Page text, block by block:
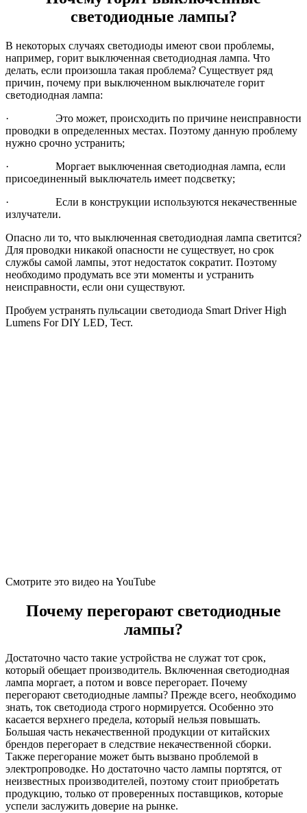
светодиодные лампы?
В некоторых случаях светодиоды имеют свои проблемы,
например, горит выключенная светодиодная лампа. Что
делать, если произошла такая проблема? Существует ряд
причин, почему при выключенном выключателе горит
светодиодная лампа:
· Это может, происходить по причине неисправности
проводки в определенных местах. Поэтому данную проблему
нужно срочно устранить;
· Моргает выключенная светодиодная лампа, если
присоединенный выключатель имеет подсветку;
· Если в конструкции используются некачественные
излучатели.
Опасно ли то, что выключенная светодиодная лампа светится?
Для проводки никакой опасности не существует, но срок
службы самой лампы, этот недостаток сократит. Поэтому
необходимо продумать все эти моменты и устранить
неисправности, если они существуют.
Пробуем устранять пульсации светодиода Smart Driver High
Lumens For DIY LED, Тест.
Смотрите это видео на YouTube
Почему перегорают светодиодные
лампы?
Достаточно часто такие устройства не служат тот срок,
который обещает производитель. Включенная светодиодная
лампа моргает, а потом и вовсе перегорает. Почему
перегорают светодиодные лампы? Прежде всего, необходимо
знать, ток светодиода строго нормируется. Особенно это
касается верхнего предела, который нельзя повышать.
Большая часть некачественной продукции от китайских
брендов перегорает в следствие некачественной сборки.
Также перегорание может быть вызвано проблемой в
электропроводке. Но достаточно часто лампы портятся, от
неизвестных производителей, поэтому стоит приобретать
продукцию, только от проверенных поставщиков, которые
успели заслужить доверие на рынке.